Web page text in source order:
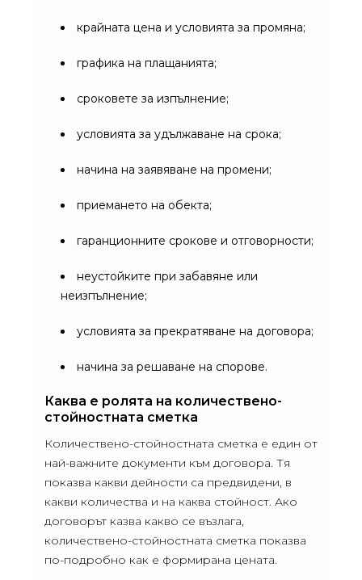
крайната цена и условията за промяна;
графика на плащанията;
сроковете за изпълнение;
условията за удължаване на срока;
начина на заявяване на промени;
приемането на обекта;
гаранционните срокове и отговорности;
неустойките при забавяне или
неизпълнение;
условията за прекратяване на договора;
начина за решаване на спорове.
Каква е ролята на количествено-
стойностната сметка
Количествено-стойностната сметка е един от
най-важните документи към договора. Тя
показва какви дейности са предвидени, в
какви количества и на каква стойност. Ако
договорът казва какво се възлага,
количествено-стойностната сметка показва
по-подробно как е формирана цената.